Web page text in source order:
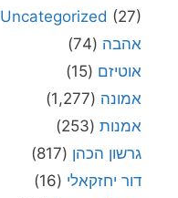
Uncategorized (27)
אהבה (74)
אוטיזם (15)
אמונה (1,277)
אמנות (253)
גרשון הכהן (817)
דור יחזקאלי (16)